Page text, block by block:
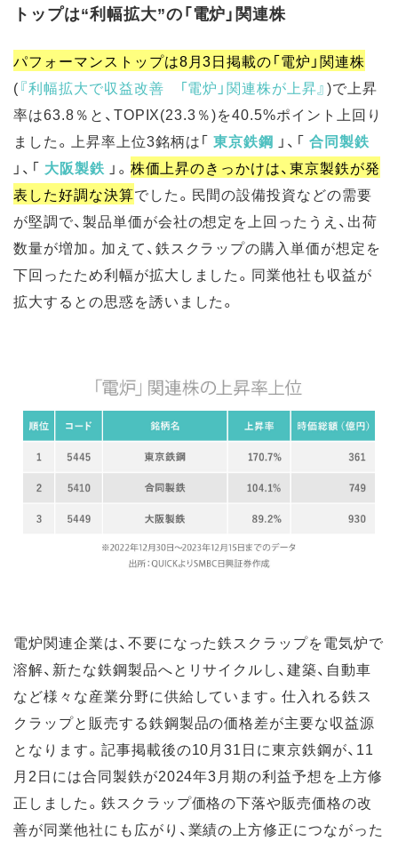
トップは“利幅拡大”の「電炉」関連株
パフォーマンストップは8月3日掲載の「電炉」関連株
(『利幅拡大で収益改善 「電炉」関連株が上昇』)で上昇
率は63.8％と、TOPIX(23.3％)を40.5%ポイント上回り
ました。上昇率上位3銘柄は「東京鉄鋼 」、「合同製鉄
」、「 大阪製鉄 」。 株価上昇のきっかけは、東京製鉄が発
表した好調な決算でした。民間の設備投資などの需要
が堅調で、製品単価が会社の想定を上回ったうえ、出荷
数量が増加。加えて、鉄スクラップの購入単価が想定を
下回ったため利幅が拡大しました。同業他社も収益が
拡大するとの思惑を誘いました。
電炉関連企業は、不要になった鉄スクラップを電気炉で
溶解、新たな鉄鋼製品へとリサイクルし、建築、自動車
など様々な産業分野に供給しています。仕入れる鉄ス
クラップと販売する鉄鋼製品の価格差が主要な収益源
となります。記事掲載後の10月31日に東京鉄鋼が、11
月2日には合同製鉄が2024年3月期の利益予想を上方修
正しました。鉄スクラップ価格の下落や販売価格の改
善が同業他社にも広がり、業績の上方修正につながった